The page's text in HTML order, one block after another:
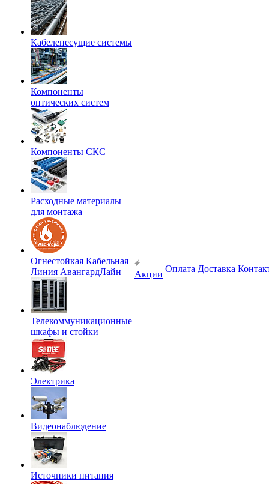
Кабеленесущие системы
Компоненты
оптических систем
Компоненты СКС
Расходные материалы
для монтажа
Огнестойкая Кабельная
Линия АвангардЛайн
Телекоммуникационные
шкафы и стойки
Электрика
Видеонаблюдение
Источники питания
Акции
Оплата Доставка